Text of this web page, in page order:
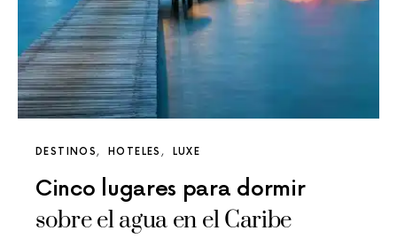
DESTINOS HOTELES LUXE
Cinco lugares para dormir
sobre el agua en el Caribe